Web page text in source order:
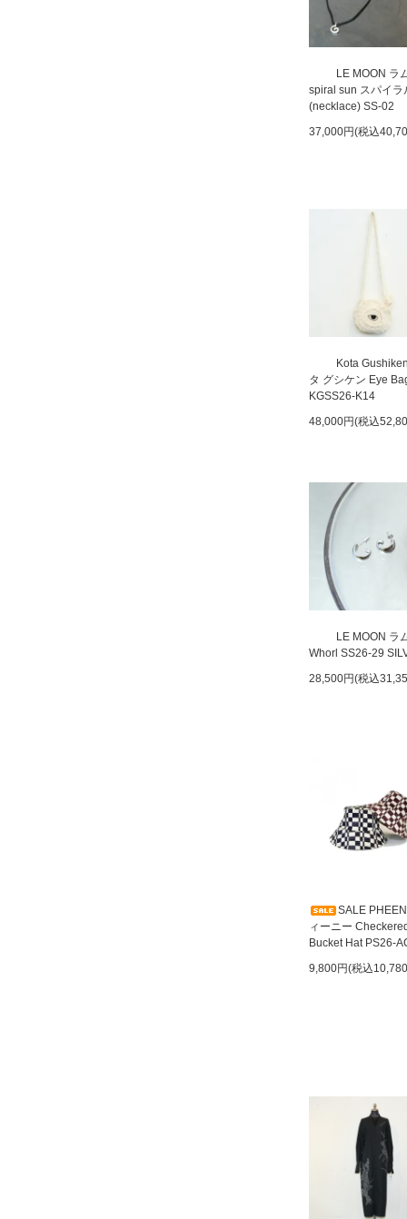
LE MOON ラ
spiral sun スパイラ
(necklace) SS-02
37,000円(税込
Kota
タ グシケン Eye
KGSS26-K14
48,000円(税込
LE MOON ラ
Whorl SS26-29
28,500円(税込
SALE
ィーニー
Bucket Hat PS26-
9,800円(税込